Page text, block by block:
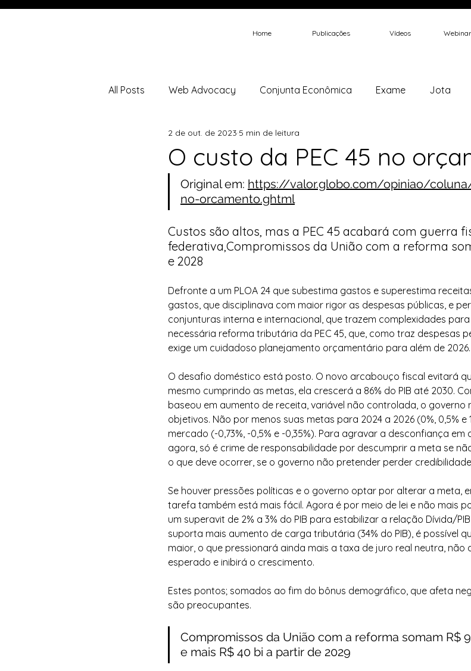
Home Publicações Vídeos
All Posts Web Advocacy Conjunta Econômica Exame Jota
Folha de São Paulo Brazil Journal
Ministério da Fazenda mini Brasil Economia e Governo Outros
Brasil Energia
O custo da PEC 45 no
2 de out. de 2023 5 min de leitura
Original em: https://valor.globo.com/opiniao/
no-orcamento.ghtml
Custos são altos, mas a PEC 45 acabará com guerra
federativa,Compromissos da União com a reforma
e 2028
Defronte a um PLOA 24 que subestima gastos e superestima
gastos, que disciplinava com maior rigor as despesas públicas, e
conjunturas interna e internacional, que trazem complexidades
necessária reforma tributária da PEC 45, que, como traz despesas
exige um cuidadoso planejamento orçamentário para além de 2026.
O desafio doméstico está posto. O novo arcabouço fiscal evitará
mesmo cumprindo as metas, ela crescerá a 86% do PIB até 2030.
baseou em aumento de receita, variável não controlada, o governo
objetivos. Não por menos suas metas para 2024 a 2026 (0%, 0,5% e
mercado (-0,73%, -0,5% e -0,35%). Para agravar a desconfiança
agora, só é crime de responsabilidade por descumprir a meta se
o que deve ocorrer, se o governo não pretender perder
Se houver pressões políticas e o governo optar por alterar a meta,
tarefa também está mais fácil. Agora é por meio de lei e não mais
um superavit de 2% a 3% do PIB para estabilizar a relação Dívida/
suporta mais aumento de carga tributária (34% do PIB), é possível
maior, o que pressionará ainda mais a taxa de juro real neutra, não
esperado e inibirá o crescimento.
Estes pontos; somados ao fim do bônus demográfico, que afeta
são preocupantes.
Compromissos da União com a reforma somam R$
e mais R$ 40 bi a partir de 2029